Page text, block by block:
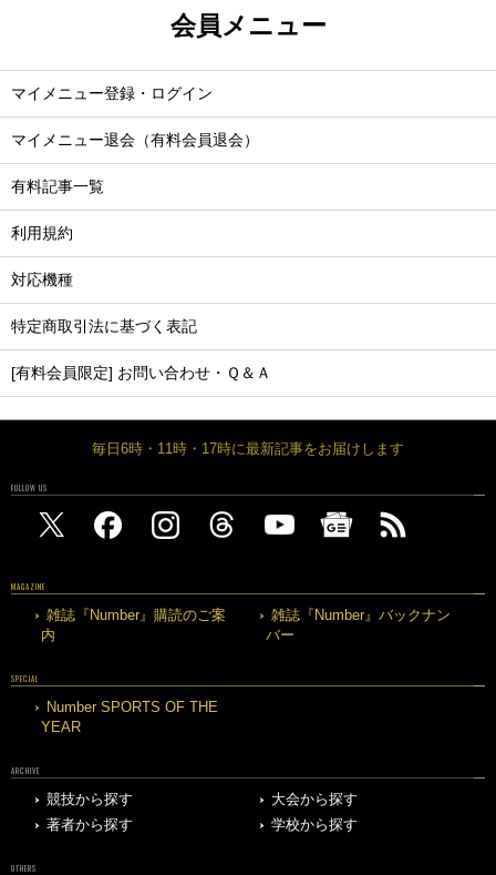
会員メニュー
マイメニュー登録・ログイン
マイメニュー退会（有料会員退会）
有料記事一覧
利用規約
対応機種
特定商取引法に基づく表記
[有料会員限定] お問い合わせ・Ｑ＆Ａ
毎日6時・11時・17時に最新記事をお届けします
FOLLOW US
MAGAZINE
雑誌『Number』購読のご案
内
雑誌『Number』バックナン
バー
SPECIAL
Number SPORTS OF THE
YEAR
ARCHIVE
競技から探す
大会から探す
著者から探す
学校から探す
OTHERS